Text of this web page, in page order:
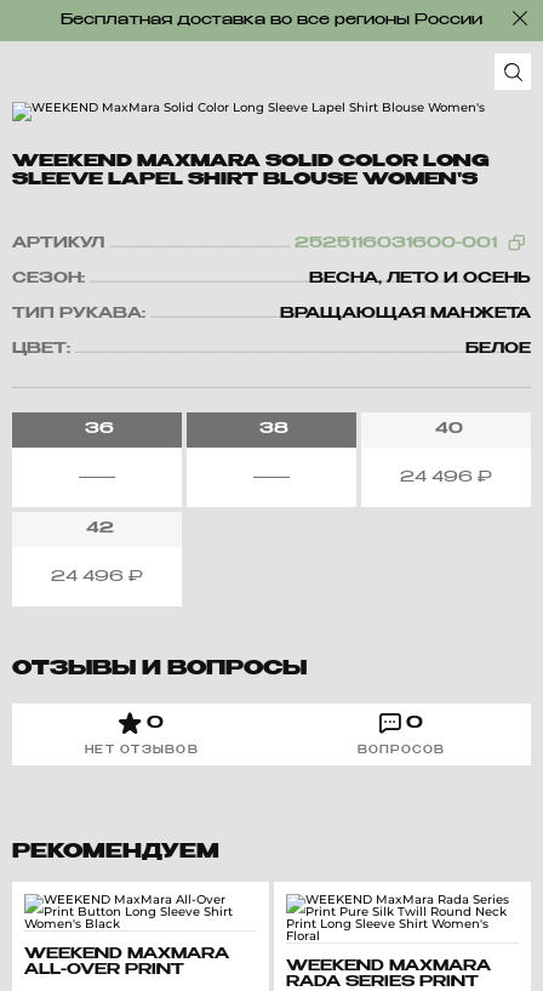
Бесплатная доставка во все регионы России
WEEKEND MAXMARA SOLID COLOR LONG
SLEEVE LAPEL SHIRT BLOUSE WOMEN'S
АРТИКУЛ 2525116031600-001
СЕЗОН: ВЕСНА, ЛЕТО И ОСЕНЬ
ТИП РУКАВА: ВРАЩАЮЩАЯ МАНЖЕТА
ЦВЕТ: БЕЛОЕ
36 38 40
24 496 ₽
42
24 496 ₽
ОТЗЫВЫ И ВОПРОСЫ
0
НЕТ ОТЗЫВОВ
0
ВОПРОСОВ
РЕКОМЕНДУЕМ
WEEKEND MAXMARA
ALL-OVER PRINT
WEEKEND MAXMARA
RADA SERIES PRINT